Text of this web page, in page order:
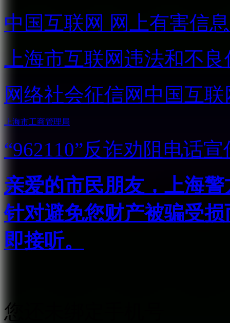
中国互联网 网上有害信
上海市互联网违法和不
网络社会征信网 中国互
上海市工商管理局
“962110”反诈劝阻电话宣
亲爱的市民朋友，上海
针对避免您财产被骗受
即接听。
您还未绑定手机号